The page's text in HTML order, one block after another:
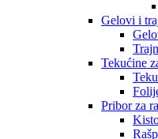
Gelovi i
Tekućine
Pribor za